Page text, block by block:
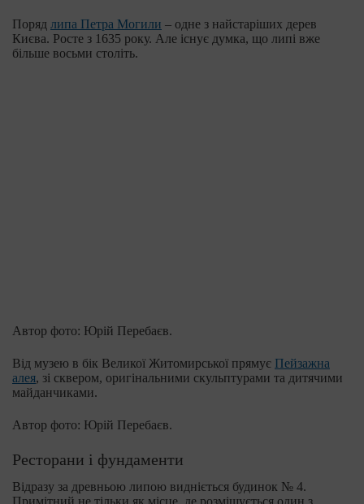
Поряд липа Петра Могили – одне з найстаріших дерев
Києва. Росте з 1635 року. Але існує думка, що липі вже
більше восьми століть.
Автор фото: Юрій Перебаєв.
Від музею в бік Великої Житомирської прямує Пейзажна
алея, зі сквером, оригінальними скульптурами та дитячими
майданчиками.
Автор фото: Юрій Перебаєв.
Ресторани і фундаменти
Відразу за древньою липою видніється будинок № 4.
Примітний не тільки як місце, де розміщується один з